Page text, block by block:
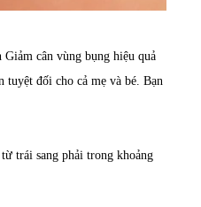
cân vùng bụng hiệu quả
tuyệt đối cho cả mẹ và bé. Bạn
trái sang phải trong khoảng